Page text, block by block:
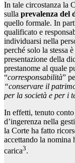
In tale circostanza la
sulla prevalenza del
quello formale. In
qualificato e
individuarsi nella
perché solo la stessa
presentazione della
prestanome al quale
“corresponsabilità”
“conservare il
per la società e per i
In effetti, tenuto
d’ingerenza nella
la Corte ha fatto
accettando la nomina
carica3.